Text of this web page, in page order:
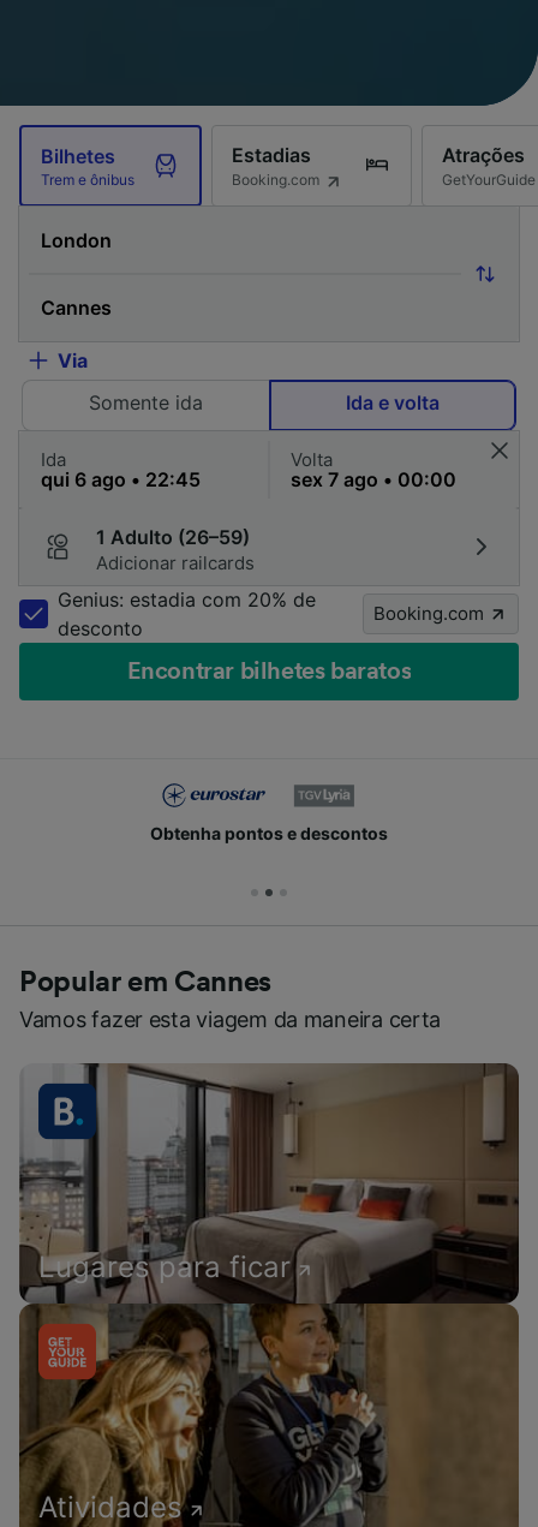
Bilhetes
Trem e ônibus
Estadias
Booking.com
Atrações
GetYourGuide
Via
Somente ida
Ida e volta
Ida Volta
1 Adulto (26–59)
Adicionar railcards
Genius: estadia com 20% de
desconto
Booking.com
Encontrar bilhetes baratos
Obtenha pontos e descontos
Popular em Cannes
Vamos fazer esta viagem da maneira certa
Lugares para ficar
Atividades